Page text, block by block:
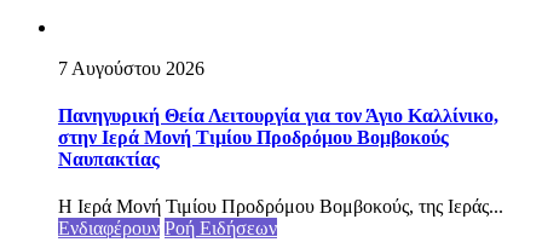
7 Αυγούστου 2026
Πανηγυρική Θεία Λειτουργία για τον Άγιο Καλλίνικο,
στην Ιερά Μονή Τιμίου Προδρόμου Βομβοκούς
Ναυπακτίας
Η Ιερά Μονή Τιμίου Προδρόμου Βομβοκούς, της Ιεράς...
Ενδιαφέρουν Ροή Ειδήσεων